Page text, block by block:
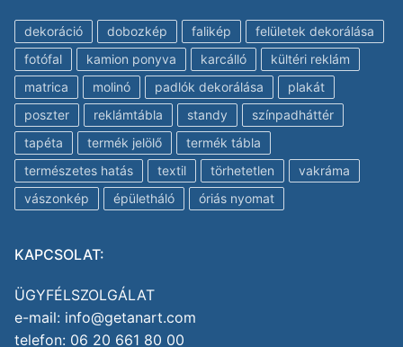
dekoráció dobozkép falikép
felületek dekorálása
fotófal
kamion ponyva karcálló
kültéri reklám
matrica
molinó padlók dekorálása
plakát
poszter
reklámtábla standy
színpadháttér
tapéta
termék jelölő
termék tábla
természetes hatás
textil törhetetlen
vakráma
vászonkép
épületháló óriás nyomat
KAPCSOLAT:
ÜGYFÉLSZOLGÁLAT
e-mail: info@getanart.com
telefon: 06 20 661 80 00